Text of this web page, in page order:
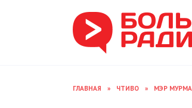
ГЛАВНАЯ » ЧТИВО » МЭР